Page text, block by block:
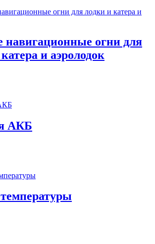
навигационные огни для
и аэролодок
АКБ